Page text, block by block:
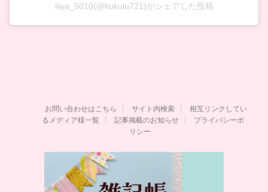
liiya_5010(@kukulu721)がシェアした投稿
お問い合わせはこちら サイト内検索
相互リンクしてい
るメディア様一覧
記事掲載のお知らせ
プライバシーポ
リシー